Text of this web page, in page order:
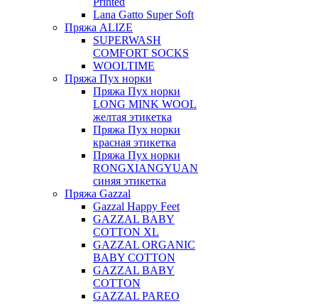
Lana Gatto Super Soft
Пряжа ALIZE
SUPERWASH
COMFORT SOCKS
WOOLTIME
Пряжа Пух норки
Пряжа Пух норки
LONG MINK WOOL
желтая этикетка
Пряжа Пух норки
красная этикетка
Пряжа Пух норки
RONGXIANGYUAN
синяя этикетка
Пряжа Gazzal
Gazzal Happy Feet
GAZZAL BABY
COTTON XL
GAZZAL ORGANIC
BABY COTTON
GAZZAL BABY
COTTON
GAZZAL PAREO